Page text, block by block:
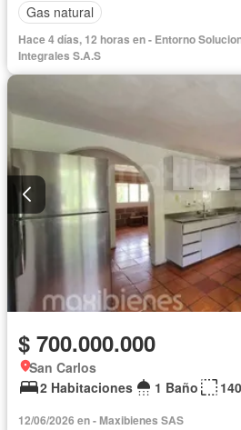
Gas natural
Hace 4 días, 12 horas en - Entorno
Integrales S.A.S
$ 700.000.000
San Carlos
2 Habitaciones
1 Baño
12/06/2026 en - Maxibienes SAS